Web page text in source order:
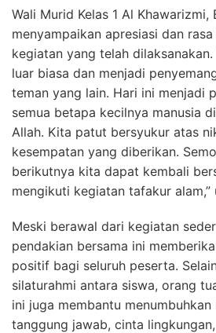
Wali Murid Kelas 1 Al Khawarizmi,
menyampaikan apresiasi dan
kegiatan yang telah dilaksanakan.
luar biasa dan menjadi
teman yang lain. Hari ini menjadi
semua betapa kecilnya manusia
Allah. Kita patut bersyukur atas
kesempatan yang diberikan.
berikutnya kita dapat kembali
mengikuti kegiatan tafakur alam,”
Meski berawal dari kegiatan
pendakian bersama ini
positif bagi seluruh peserta.
silaturahmi antara siswa, orang
ini juga membantu menumbuhkan
tanggung jawab, cinta